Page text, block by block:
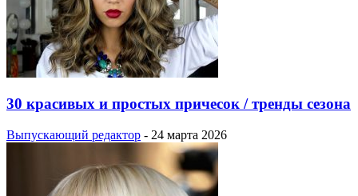
30 красивых и простых причесок / тренды сезона
Выпускающий редактор - 24 марта 2026